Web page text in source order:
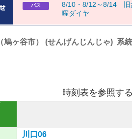
バス 8/10 ・ 8/1 2 ～8/14 旧
曜ダイヤ
鳩ヶ谷市） (せんげんじんじゃ) 系
時刻表を参照す
川口06